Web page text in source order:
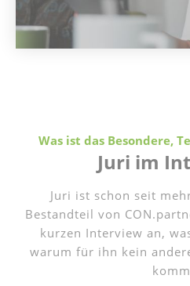
Was ist das Besondere,
Juri im
Juri ist schon seit
Bestandteil von
kurzen Interview an,
warum für ihn kein